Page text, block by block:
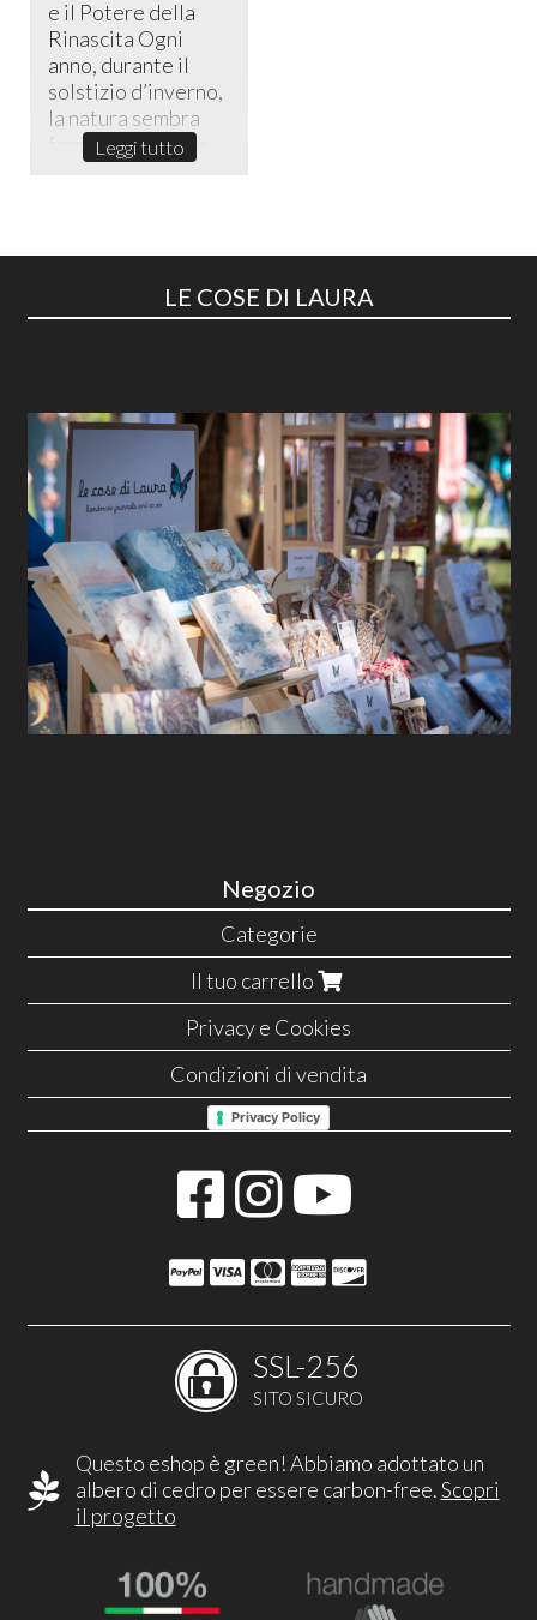
e il Potere della
Rinascita ​Ogni
anno, durante il
solstizio d’inverno,
la natura sembra
fermarsi in un sile...
Leggi tutto
LE COSE DI LAURA
Negozio
Categorie
Il tuo carrello
Privacy e Cookies
Condizioni di vendita
Privacy Policy
SSL-256
SITO SICURO
Questo eshop è green! Abbiamo adottato un
albero di cedro per essere carbon-free.Scopri
il progetto